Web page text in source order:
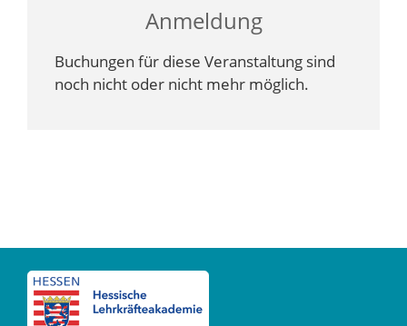
Anmeldung
Buchungen für diese Veranstaltung sind
noch nicht oder nicht mehr möglich.